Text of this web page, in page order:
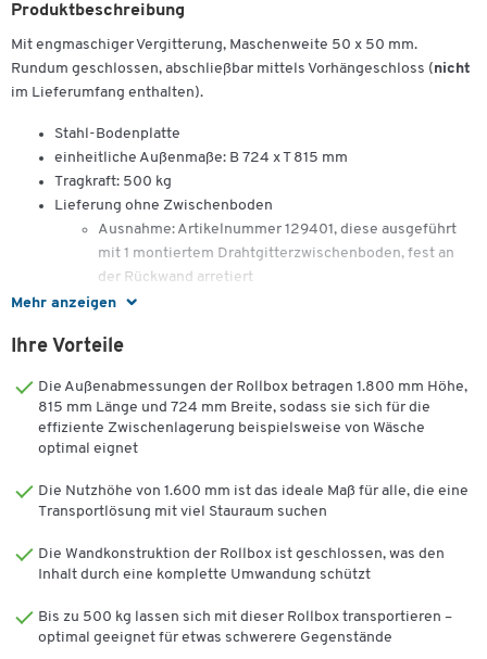
Mehr anzeigen
Produktbeschreibung
Mit engmaschiger Vergitterung, Maschenweite 50 x 50 mm.
Rundum geschlossen, abschließbar mittels Vorhängeschloss (nicht
im Lieferumfang enthalten).
Stahl-Bodenplatte
einheitliche Außenmaße: B 724 x T 815 mm
Tragkraft: 500 kg
Lieferung ohne Zwischenboden
Ausnahme: Artikelnummer 129401, diese ausgeführt
mit 1 montiertem Drahtgitterzwischenboden, fest an
der Rückwand arretiert
Ihre Vorteile
Die Außenabmessungen der Rollbox betragen 1.800 mm Höhe,
815 mm Länge und 724 mm Breite, sodass sie sich für die
effiziente Zwischenlagerung beispielsweise von Wäsche
optimal eignet
Die Nutzhöhe von 1.600 mm ist das ideale Maß für alle, die eine
Transportlösung mit viel Stauraum suchen
Die Wandkonstruktion der Rollbox ist geschlossen, was den
Inhalt durch eine komplette Umwandung schützt
Bis zu 500 kg lassen sich mit dieser Rollbox transportieren –
optimal geeignet für etwas schwerere Gegenstände